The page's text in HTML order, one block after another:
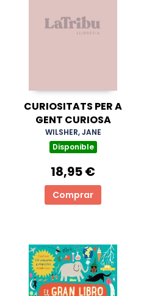
CURIOSITATS PER A
GENT CURIOSA
WILSHER, JANE
Disponible
18,95 €
Comprar